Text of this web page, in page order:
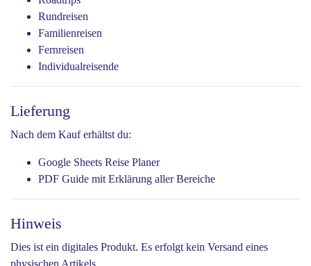
Rundreisen
Familienreisen
Fernreisen
Individualreisende
Lieferung
Nach dem Kauf erhältst du:
Google Sheets Reise Planer
PDF Guide mit Erklärung aller Bereiche
Hinweis
Dies ist ein digitales Produkt. Es erfolgt kein Versand eines
physischen Artikels.